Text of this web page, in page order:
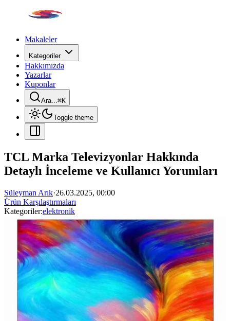
Makaleler
Kategoriler
Hakkımızda
Yazarlar
Kuponlar
Ara...⌘K
Toggle theme
TCL Marka Televizyonlar Hakkında
Detaylı İnceleme ve Kullanıcı Yorumları
Süleyman Arık·26.03.2025, 00:00
Ürün Karşılaştırmaları
Kategoriler:elektronik